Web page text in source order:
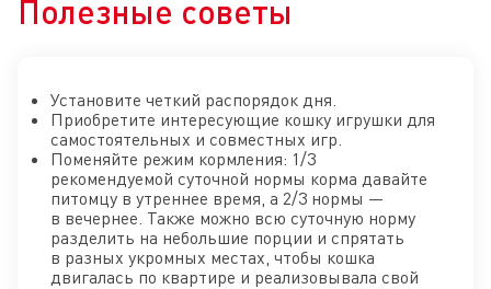
Полезные советы
Установите четкий распорядок дня.
Приобретите интересующие кошку игрушки для
самостоятельных и совместных игр.
Поменяйте режим кормления: 1/3
рекомендуемой суточной нормы корма давайте
питомцу в утреннее время, а 2/3 нормы —
в вечернее. Также можно всю суточную норму
разделить на небольшие порции и спрятать
в разных укромных местах, чтобы кошка
двигалась по квартире и реализовывала свой